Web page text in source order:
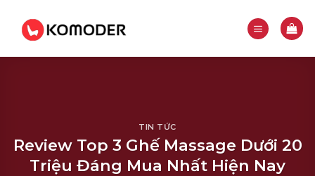
content
TIN TỨC
Review Top 3 Ghế Massage Dưới 20
Triệu Đáng Mua Nhất Hiện Nay